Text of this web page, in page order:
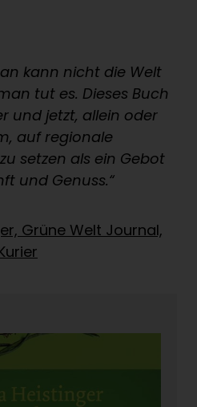
kann nicht die Welt
tut es. Dieses Buch
und jetzt, allein oder
auf regionale
setzen als ein Gebot
und Genuss.“
Grüne Welt Journal,